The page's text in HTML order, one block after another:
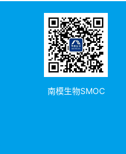
南模生物SMOC